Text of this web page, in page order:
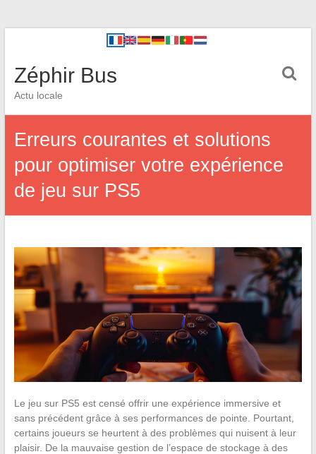
Zéphir Bus
Actu locale
Erreurs courantes et solutions
pour optimiser votre expérience
de jeu sur PS5
Le jeu sur PS5 est censé offrir une expérience immersive et
sans précédent grâce à ses performances de pointe. Pourtant,
certains joueurs se heurtent à des problèmes qui nuisent à leur
plaisir. De la mauvaise gestion de l’espace de stockage à des